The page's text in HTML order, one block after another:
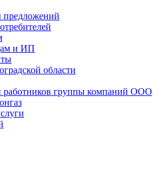
предложений
и ИП
области
работников группы компаний ООО